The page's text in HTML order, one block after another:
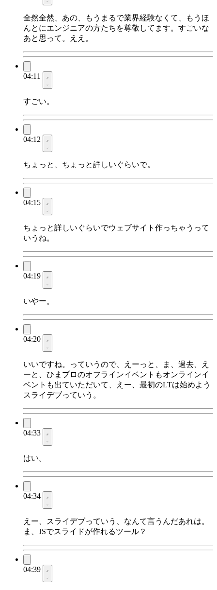
全然全然、あの、もうまるで業界経験なくて、もうほ
んとにエンジニアの方たちを尊敬してます。すごいな
あと思って。ええ。
04:11
すごい。
04:12
ちょっと、ちょっと詳しいぐらいで。
04:15
ちょっと詳しいぐらいでウェブサイト作っちゃうって
いうね。
04:19
いやー。
04:20
いいですね。っていうので、えーっと、ま、過去、え
ーと、ひまプロのオフラインイベントもオンラインイ
ベントも出ていただいて、えー、最初のLTは始めよう
スライデブっていう。
04:33
はい。
04:34
えー、スライデブっていう、なんて言うんだあれは。
ま、JSでスライドが作れるツール？
04:39